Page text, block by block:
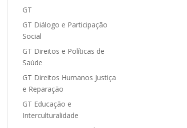
GT
GT Diálogo e Participação
Social
GT Direitos e Políticas de
Saúde
GT Direitos Humanos Justiça
e Reparação
GT Educação e
Interculturalidade